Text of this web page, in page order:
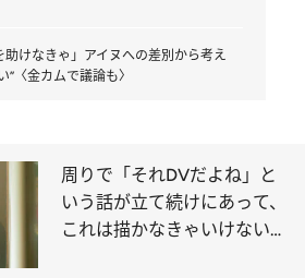
助けなきゃ」アイヌへの差別から考え
”〈金カムで議論も〉
周りで「それDVだよね」と
いう話が立て続けにあって、
これは描かなきゃいけないと